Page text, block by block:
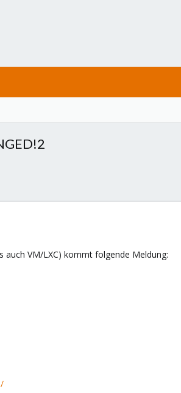
auch VM/LXC) kommt folgende Meldung: